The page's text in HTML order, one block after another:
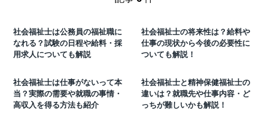
社会福祉士は公務員の福祉職に
なれる？試験の日程や給料・採
用求人についても解説
社会福祉士の将来性は？給料や
仕事の現状から今後の必要性に
ついても解説！
社会福祉士は仕事がないって本
当？実際の需要や就職の事情・
高収入を得る方法も紹介
社会福祉士と精神保健福祉士の
違いは？就職先や仕事内容・ど
っちが難しいかも解説！